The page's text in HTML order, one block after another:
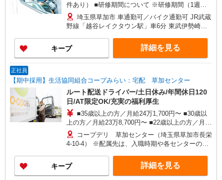
件あり） ■研修期間について ※研修期間（1週間
程）は、時給1,250円（日収5,620円〜）となりま
す。
埼玉県草加市 車通勤可／バイク通勤可 JR武蔵
野線「越谷レイクタウン駅」車6分 東武伊勢崎線
キープ 詳細を見る
正社員
【期中採用】生活協同組合コープみらい：宅配 草加センター
ルート配送ドライバー/土日休み/年間休日120
日/AT限定OK/充実の福利厚生
■35歳以上の方／月給24万1,700円〜 ■30歳以
上の方／月給23万8,700円〜 ■22歳以上の方／月給
23万700円〜 ■20歳〜21歳の方／月給21万700円〜
■19歳以下の方／月給20万8,700円〜 ※初任給は入
職（入社）時の年齢によって異なります ※別途、
時間外手当あり（1分ごとに支給） 年収例 545万
円／35歳 リーダー職・子ども2人／月給295,700円
450万円／35歳 担当職・子ども2人／月給247,100
コープデリ 草加センター（埼玉県草加市長栄
4-10-4） ※配属先は、入職時期や各センターの人
場所を含む自宅から通勤可能な範囲のセンターか
ら決定します。
キープ 詳細を見る